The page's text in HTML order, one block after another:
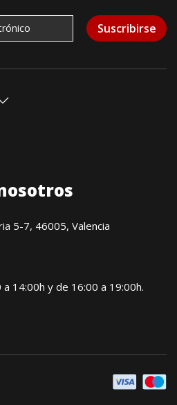
Suscribirse
5-7, 46005, Valencia
14:00h y de 16:00 a 19:00h.